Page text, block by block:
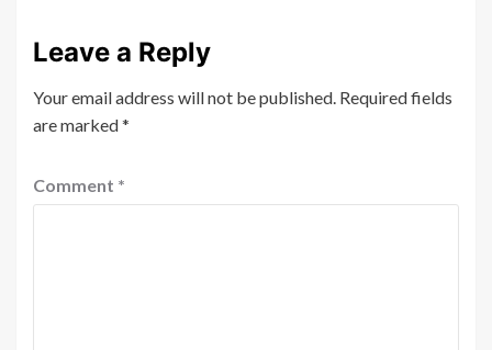
Leave a Reply
Your email address will not be published. Required fields
are marked*
Comment *